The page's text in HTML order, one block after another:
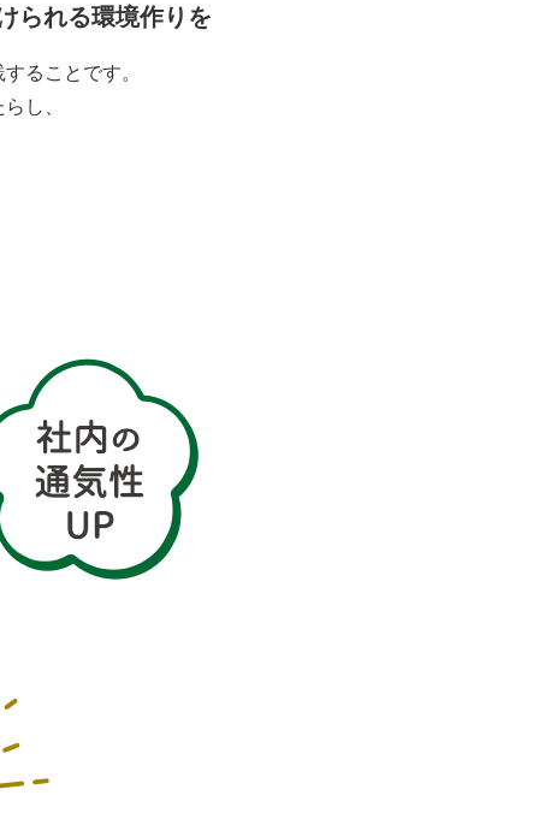
られる環境作りを
ることです。
し、